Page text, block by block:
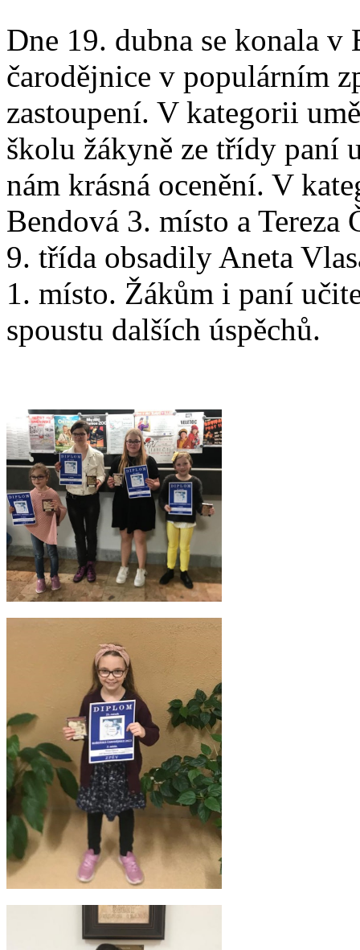
Dne 19. dubna se konala v
čarodějnice v populárním
zastoupení. V kategorii
školu žákyně ze třídy paní
nám krásná ocenění. V
Bendová 3. místo a
9. třída obsadily Aneta
1. místo. Žákům i paní
spoustu dalších úspěchů.